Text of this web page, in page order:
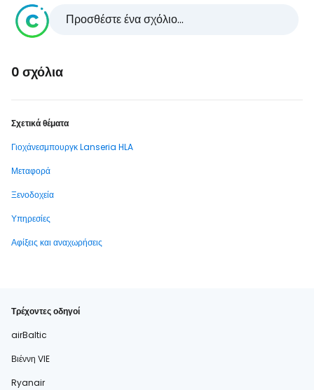
Προσθέστε ένα σχόλιο...
0 σχόλια
Σχετικά θέματα
Γιοχάνεσμπουργκ Lanseria HLA
Μεταφορά
Ξενοδοχεία
Υπηρεσίες
Αφίξεις και αναχωρήσεις
Τρέχοντες οδηγοί
airBaltic
Βιέννη VIE
Ryanair